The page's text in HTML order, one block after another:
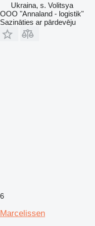
Ukraina, s. Volitsya
OOO "Annaland - logistik"
Sazināties ar pārdevēju
6
Marcelissen